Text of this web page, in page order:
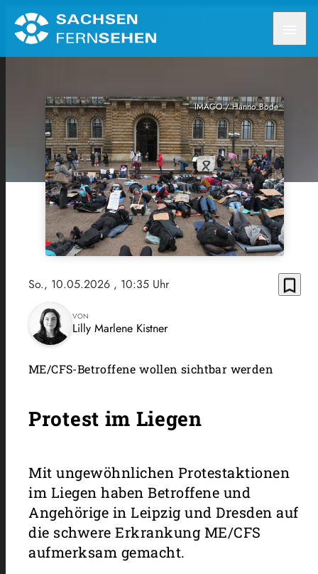
IMAGO / Hanno Bode
So., 10.05.2026 , 10:35 Uhr bookmark_border
VON
Lilly Marlene Kistner
ME/CFS-Betroffene wollen sichtbar werden
Protest im Liegen
Mit ungewöhnlichen Protestaktionen
im Liegen haben Betroffene und
Angehörige in Leipzig und Dresden auf
die schwere Erkrankung ME/CFS
aufmerksam gemacht.